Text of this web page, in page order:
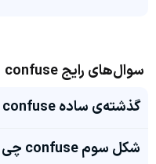
سوال‌های رایج confuse
گذشته‌ی ساده confuse چی میشه؟
شکل سوم confuse چی میشه؟